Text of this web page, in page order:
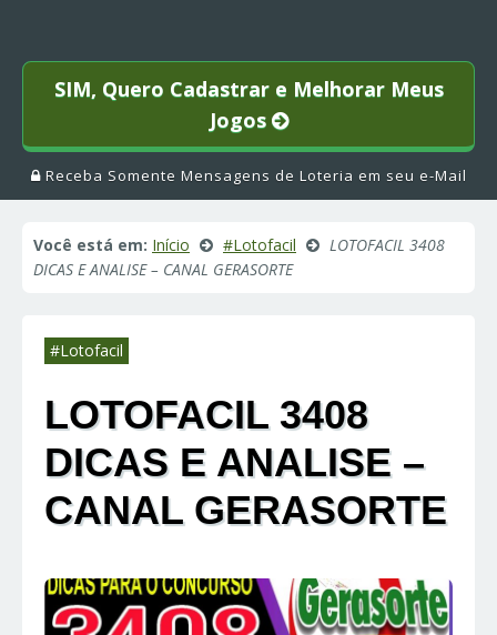
SIM, Quero Cadastrar e Melhorar Meus
Jogos
Receba Somente Mensagens de Loteria em seu e-Mail
Você está em: Início #Lotofacil
LOTOFACIL 3408
DICAS E ANALISE – CANAL GERASORTE
#Lotofacil
LOTOFACIL 3408
DICAS E ANALISE –
CANAL GERASORTE